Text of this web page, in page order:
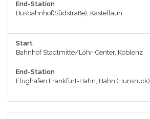
End-Station
Busbahnhof(Südstraße), Kastellaun
Start
Bahnhof Stadtmitte/Löhr-Center, Koblenz
End-Station
Flughafen Frankfurt-Hahn, Hahn (Hunsrück)